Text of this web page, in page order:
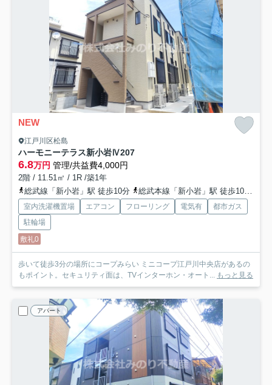
NEW
江戸川区松島
ハーモニーテラス新小岩Ⅳ207
6.8万円 管理/共益費4,000円
2階 / 11.51㎡ / 1R /築1年
総武線「新小岩」駅 徒歩10分
総武本線「新小岩」駅 徒歩10分
室内洗濯機置場 エアコン フローリング 電気有
都市ガス
駐輪場
敷礼0
歩いて徒歩3分の場所にコープみらい ミニコープ江戸川中央店があるの
もポイント。セキュリティ面は、TVインターホン・オート... もっと見る
アパート